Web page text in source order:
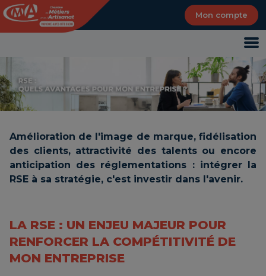
Mon compte
Amélioration de l'image de marque, fidélisation
des clients, attractivité des talents ou encore
anticipation des réglementations : intégrer la
RSE à sa stratégie, c'est investir dans l'avenir.
LA RSE : UN ENJEU MAJEUR POUR
RENFORCER LA COMPÉTITIVITÉ DE
MON ENTREPRISE
Panneau de gestion des cookies